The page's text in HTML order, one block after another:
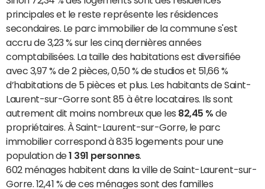
principales et le reste représente les résidences
secondaires. Le parc immobilier de la commune s'est
accru de 3,23 % sur les cinq dernières années
comptabilisées. La taille des habitations est diversifiée
avec 3,97 % de 2 pièces, 0,50 % de studios et 51,66 %
d’habitations de 5 pièces et plus. Les habitants de Saint-
Laurent-sur-Gorre sont 85 à être locataires. Ils sont
autrement dit moins nombreux que les 82,45 % de
propriétaires. À Saint-Laurent-sur-Gorre, le parc
immobilier correspond à 835 logements pour une
population de1 391 personnes.
602 ménages habitent dans la ville de Saint-Laurent-sur-
Gorre. 12,41 % de ces ménages sont des familles